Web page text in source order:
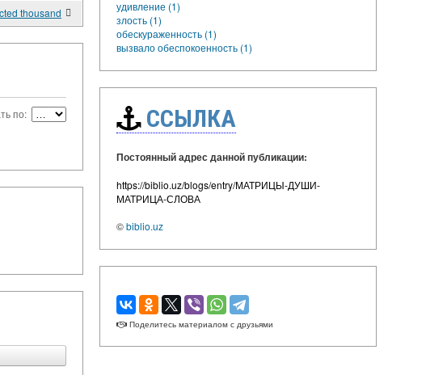
thousand
по:
удивление (1)
злость (1)
обескураженность (1)
вызвало обеспокоенность (1)
ССЫЛКА
Постоянный адрес данной публикации:
https://biblio.uz/blogs/entry/МАТРИЦЫ-ДУШИ-
МАТРИЦА-СЛОВА
©biblio.uz
Поделитесь материалом с друзьями